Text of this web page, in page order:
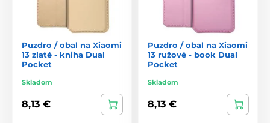
Puzdro / obal na Xiaomi
13 zlaté - kniha Dual
Pocket
Skladom
8,13 €
Puzdro / obal na Xiaomi
13 ružové - book Dual
Pocket
Skladom
8,13 €